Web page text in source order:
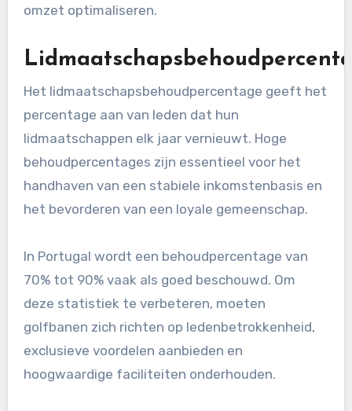
omzet optimaliseren.
Het lidmaatschapsbehoudpercentage geeft het
percentage aan van leden dat hun
lidmaatschappen elk jaar vernieuwt. Hoge
behoudpercentages zijn essentieel voor het
handhaven van een stabiele inkomstenbasis en
het bevorderen van een loyale gemeenschap.
In Portugal wordt een behoudpercentage van
70% tot 90% vaak als goed beschouwd. Om
deze statistiek te verbeteren, moeten
golfbanen zich richten op ledenbetrokkenheid,
exclusieve voordelen aanbieden en
hoogwaardige faciliteiten onderhouden.